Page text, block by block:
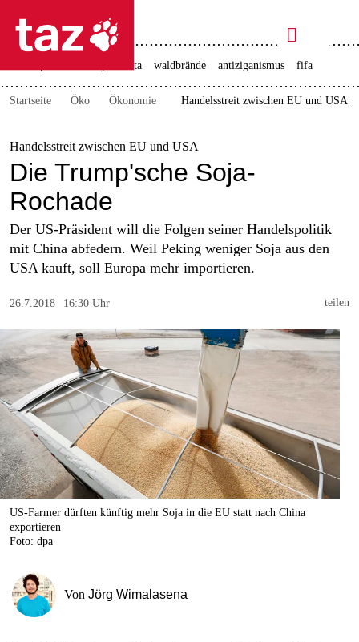
 taz zahl ich
taz zahl ich
themen
politik
gesellschaft
sport
berlin
nord
wahrheit
verlag
verlag
veranstaltungen
fragen & hilfe

taz zahl ich
ceuta waldbrände antiziganismus fifa
Startseite Öko Ökonomie Handelsstreit zwischen EU und USA:
Handelsstreit zwischen EU und USA
Die Trump'sche Soja-
Rochade
Der US-Präsident will die Folgen seiner Handelspolitik
mit China abfedern. Weil Peking weniger Soja aus den
USA kauft, soll Europa mehr importieren.
26.7.2018 16:30 Uhr teilen
US-Farmer dürften künftig mehr Soja in die EU statt nach China
exportieren
Foto: dpa
Von Jörg Wimalasena